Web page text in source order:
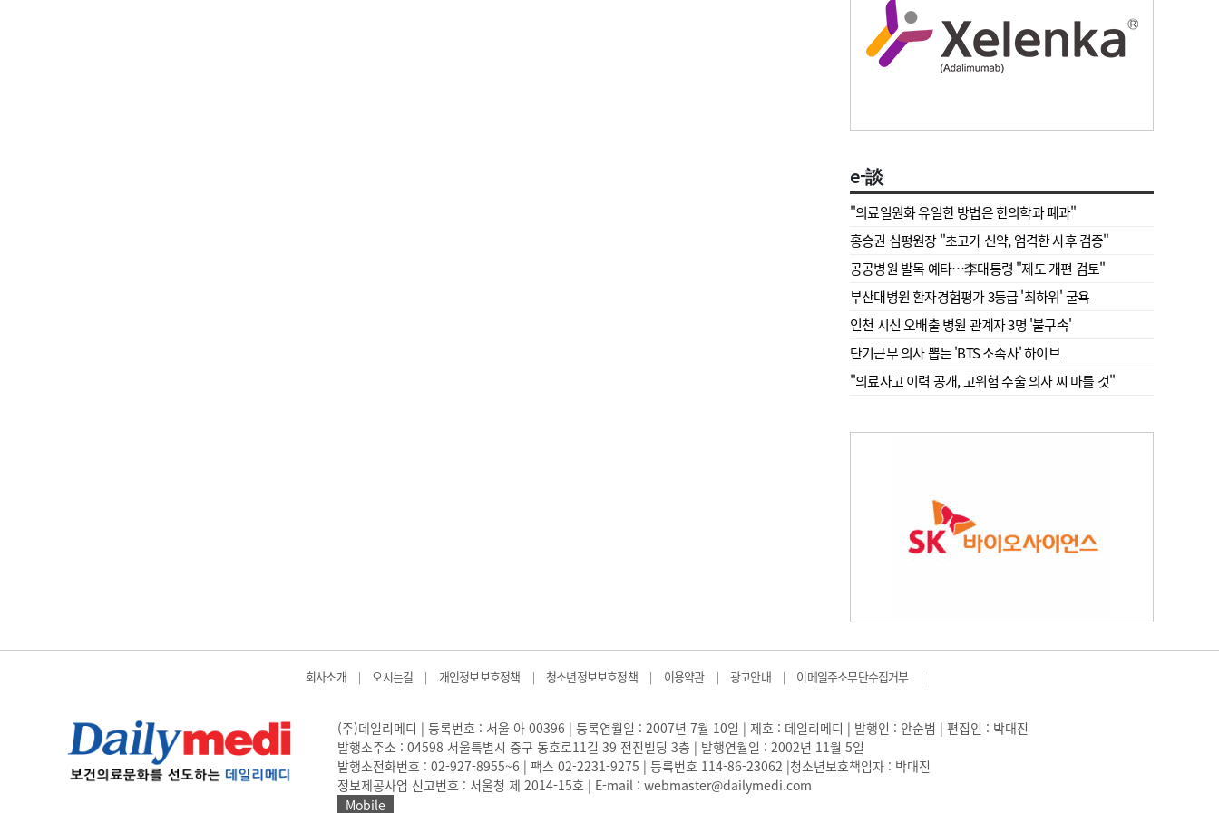
e-談
"의료일원화 유일한 방법은 한의학과 폐과"
홍승권 심평원장 " 초고가 신약, 엄격한 사후 검증"
공공병원 발목 예타…李대통령 "제도 개편 검토"
부산대병원 환자경험평가 3등급 '최하위' 굴욕
인천 시신 오배출 병원 관계자 3명 '불구속'
단기근무 의사 뽑는 'BTS 소속사' 하이브
"의료사고 이력 공개, 고위험 수술 의사 씨 마를 것"
회사소개 | 오시는길 | 개인정보보호정책 | 청소년정보보호정책 | 이용약관 | 광고안내 | 이메일주소무단수집거부 |
(주)데일리메디 | 등록번호 : 서울 아 00396 | 등록연월일 : 2007년 7월 10일 | 제호 : 데일리메디 | 발행인 : 안순범 | 편집인 : 박대진
발행소주소 : 04598 서울특별시 중구 동호로11길 39 전진빌딩 3층 | 발행연월일 : 2002년 11월 5일
발행소전화번호 : 02-927-8955~6 | 팩스 02-2231-9275 | 등록번호 114-86-23062 |청소년보호책임자 : 박대진
정보제공사업 신고번호 : 서울청 제 2014-15호 | E-mail : webmaster@dailymedi.com
Mobile